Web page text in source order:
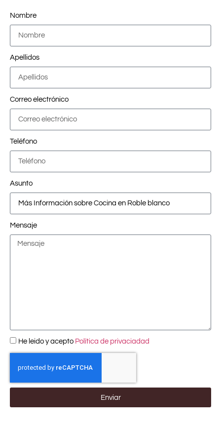
Nombre
Apellidos
Correo electrónico
Teléfono
Asunto
Mensaje
He leido y acepto Política de privaciadad
Enviar